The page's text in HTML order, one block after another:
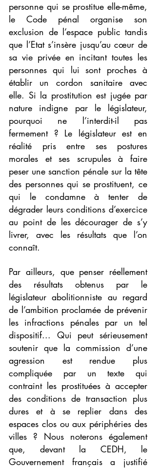
personne qui se prostitue elle-même,
le Code pénal organise son
exclusion de l’espace public tandis
que l’Etat s’insère jusqu’au cœur de
sa vie privée en incitant toutes les
personnes qui lui sont proches à
établir un cordon sanitaire avec
elle. Si la prostitution est jugée par
nature indigne par le législateur,
pourquoi ne l’interdit-il pas
fermement ? Le législateur est en
réalité pris entre ses postures
morales et ses scrupules à faire
peser une sanction pénale sur la tête
des personnes qui se prostituent, ce
qui le condamne à tenter de
dégrader leurs conditions d’exercice
au point de les décourager de s’y
livrer, avec les résultats que l’on
connaît.
Par ailleurs, que penser réellement
des résultats obtenus par le
législateur abolitionniste au regard
de l’ambition proclamée de prévenir
les infractions pénales par un tel
dispositif... Qui peut sérieusement
soutenir que la commission d’une
agression est rendue plus
compliquée par un texte qui
contraint les prostituées à accepter
des conditions de transaction plus
dures et à se replier dans des
espaces clos ou aux périphéries des
villes ? Nous noterons également
que, devant la CEDH, le
Gouvernement français a justifié